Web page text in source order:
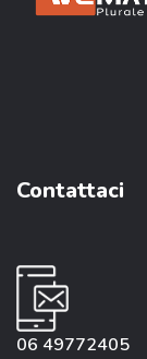
Contattaci
06 49772405